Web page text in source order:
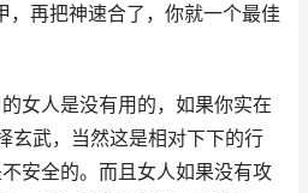
，再把神速合了，你就一个最佳
女人是没有用的，如果你实在
玄武，当然这是相对下下的行
安全的。而且女人如果没有攻